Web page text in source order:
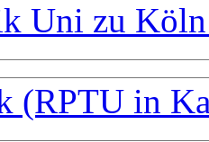
Uni zu
(RPTU in